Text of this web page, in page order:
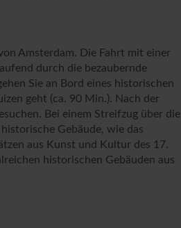
Amsterdam. Die Fahrt mit einer
durch die bezaubernde
Sie an Bord eines historischen
geht (ca. 90 Min.). Nach der
Bei einem Streifzug über die
Gebäude, wie das
aus Kunst und Kultur des 17.
historischen Gebäuden aus